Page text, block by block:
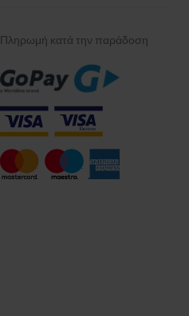
Πληρωμή κατά την παράδοση